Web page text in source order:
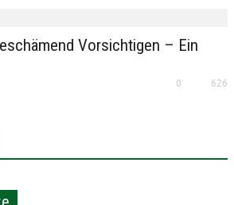
Vorsichtigen – Ein
0 626